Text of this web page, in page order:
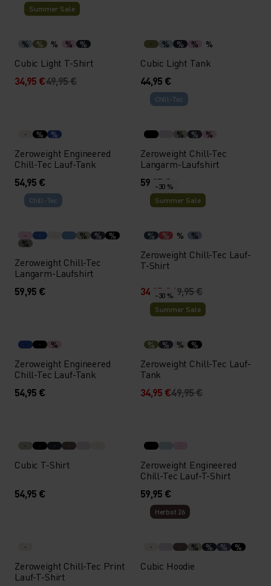
Summer Sale
% % % % %
Cubic Light T-Shirt
34,95 €49,95 €
% % % %
Cubic Light Tank
44,95 €
% %
Zeroweight Engineered
Chill-Tec Lauf-Tank
54,95 €
Chill-Tec
% % %
Zeroweight Chill-Tec
Langarm-Laufshirt
59,95 €
Chill-Tec
% % %
%
Zeroweight Chill-Tec
Langarm-Laufshirt
59,95 €
-30 %
Summer Sale
% % % %
Zeroweight Chill-Tec Lauf-
T-Shirt
34,95 €49,95 €
%
Zeroweight Engineered
Chill-Tec Lauf-Tank
54,95 €
-30 %
Summer Sale
% % % %
Zeroweight Chill-Tec Lauf-
Tank
34,95 €49,95 €
Cubic T-Shirt
54,95 €
Zeroweight Engineered
Chill-Tec Lauf-T-Shirt
59,95 €
Zeroweight Chill-Tec Print
Lauf-T-Shirt
Herbst 26
% % % %
Cubic Hoodie